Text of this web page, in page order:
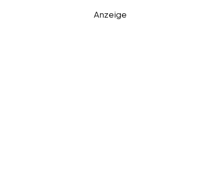
Anzeige